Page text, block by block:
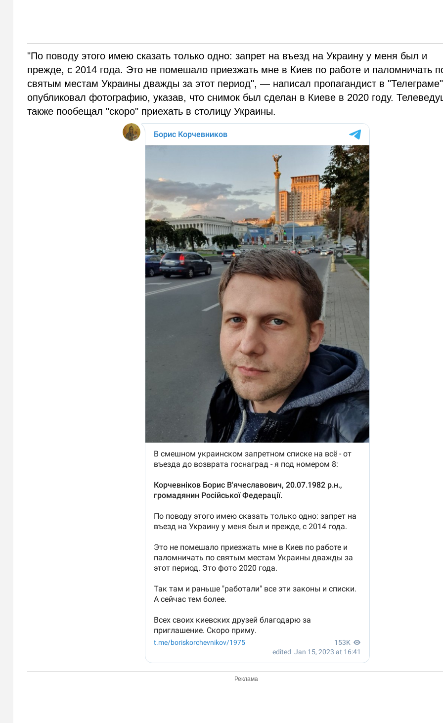
"По поводу этого имею сказать только одно: запрет на въезд на Украину у меня был и
прежде, с 2014 года. Это не помешало приезжать мне в Киев по работе и паломничать
святым местам Украины дважды за этот период", — написал пропагандист в
опубликовал фотографию, указав, что снимок был сделан в Киеве в 2020 году.
также пообещал "скоро" приехать в столицу Украины.
Реклама